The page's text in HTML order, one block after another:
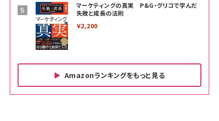
マーケティングの真実 P&G・グリコで学んだ
失敗と成長の法則
￥2,200
Amazonランキングをもっと見る